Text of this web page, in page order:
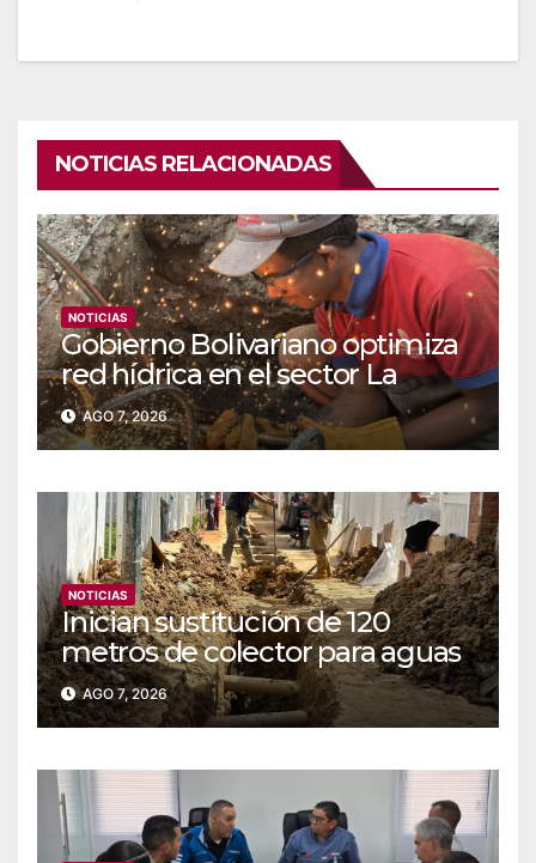
NOTICIAS RELACIONADAS
NOTICIAS
Gobierno Bolivariano optimiza
red hídrica en el sector La
Majada
AGO 7, 2026
NOTICIAS
Inician sustitución de 120
metros de colector para aguas
servidas en Coche
AGO 7, 2026